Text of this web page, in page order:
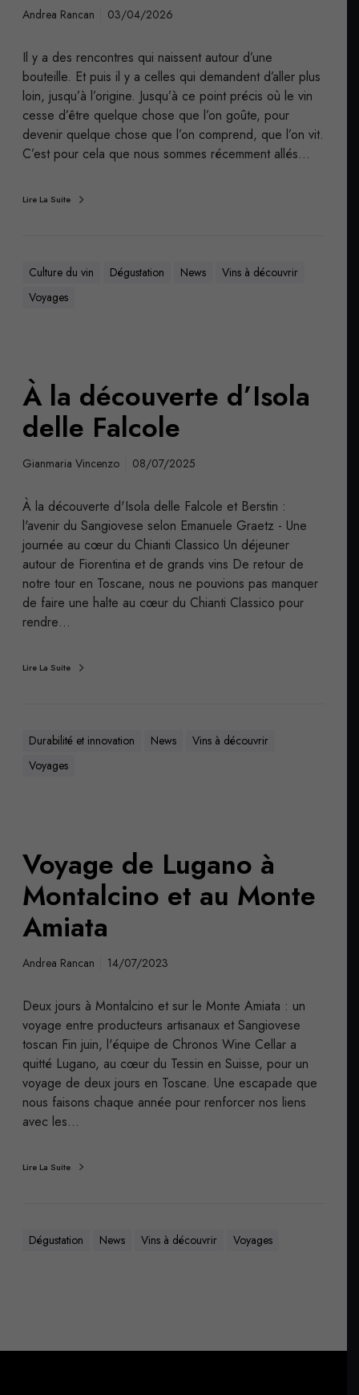
Andrea Rancan 03/04/2026
Il y a des rencontres qui naissent autour d’une
bouteille. Et puis il y a celles qui demandent d’aller plus
loin, jusqu’à l’origine. Jusqu’à ce point précis où le vin
cesse d’être quelque chose que l’on goûte, pour
devenir quelque chose que l’on comprend, que l’on vit.
C’est pour cela que nous sommes récemment allés…
Lire La Suite
Culture du vin Dégustation News
Vins à découvrir
Voyages
À la découverte d’Isola
delle Falcole
Gianmaria Vincenzo 08/07/2025
À la découverte d'Isola delle Falcole et Berstin :
l'avenir du Sangiovese selon Emanuele Graetz - Une
journée au cœur du Chianti Classico Un déjeuner
autour de Fiorentina et de grands vins De retour de
notre tour en Toscane, nous ne pouvions pas manquer
de faire une halte au cœur du Chianti Classico pour
rendre…
Lire La Suite
Durabilité et innovation News
Vins à découvrir
Voyages
Voyage de Lugano à
Montalcino et au Monte
Amiata
Andrea Rancan 14/07/2023
Deux jours à Montalcino et sur le Monte Amiata : un
voyage entre producteurs artisanaux et Sangiovese
toscan Fin juin, l'équipe de Chronos Wine Cellar a
quitté Lugano, au cœur du Tessin en Suisse, pour un
voyage de deux jours en Toscane. Une escapade que
nous faisons chaque année pour renforcer nos liens
avec les…
Lire La Suite
Dégustation News Vins à découvrir Voyages